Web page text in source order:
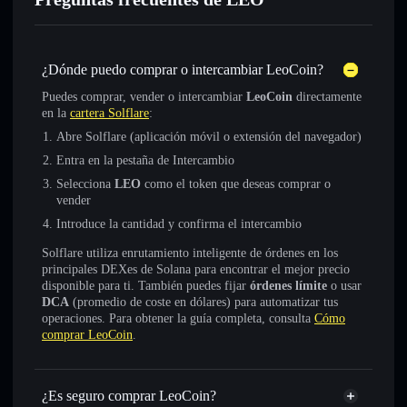
¿Dónde puedo comprar o intercambiar LeoCoin?
Puedes comprar, vender o intercambiar LeoCoin directamente
en la cartera Solflare:
Abre Solflare (aplicación móvil o extensión del navegador)
Entra en la pestaña de Intercambio
Selecciona LEO como el token que deseas comprar o
vender
Introduce la cantidad y confirma el intercambio
Solflare utiliza enrutamiento inteligente de órdenes en los
principales DEXes de Solana para encontrar el mejor precio
disponible para ti. También puedes fijar órdenes límite o usar
DCA (promedio de coste en dólares) para automatizar tus
operaciones. Para obtener la guía completa, consulta Cómo
comprar LeoCoin.
¿Es seguro comprar LeoCoin?